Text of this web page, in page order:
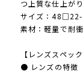
つ上質な仕上がり
サイズ：48□22-
素材：軽量で耐
【レンズスペック
● レンズの特徴